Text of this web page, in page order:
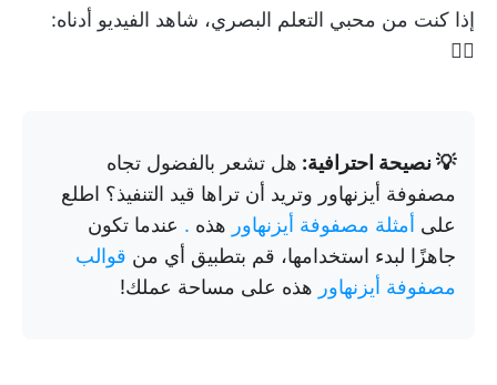
إذا كنت من محبي التعلم البصري، شاهد الفيديو أدناه:
👇🏼
💡 نصيحة احترافية: هل تشعر بالفضول تجاه
مصفوفة أيزنهاور وتريد أن تراها قيد التنفيذ؟ اطلع
على أمثلة مصفوفة أيزنهاور هذه . عندما تكون
جاهزًا لبدء استخدامها، قم بتطبيق أي من قوالب
مصفوفة أيزنهاور هذه على مساحة عملك!